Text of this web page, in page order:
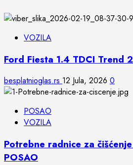
VOZILA
Ford Fiesta 1.4 TDCI Trend
besplatnioglas.rs 12 Jula, 2026 0
POSAO
VOZILA
Potrebne radnice za
POSAO